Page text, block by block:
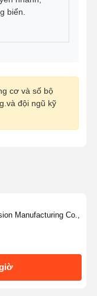
biển.
cơ và số bộ
đội ngũ kỹ
Manufacturing Co.,